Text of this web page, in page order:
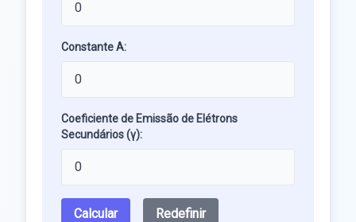
Constante A:
Coeficiente de Emissão de Elétrons
Secundários (γ):
Calcular Redefinir